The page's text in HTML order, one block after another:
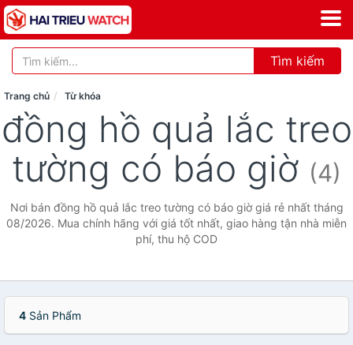
Tìm kiếm
Trang chủ Từ khóa
đồng hồ quả lắc treo
tường có báo giờ (4)
Nơi bán đồng hồ quả lắc treo tường có báo giờ giá rẻ nhất tháng
08/2026. Mua chính hãng với giá tốt nhất, giao hàng tận nhà miễn
phí, thu hộ COD
4 Sản Phẩm